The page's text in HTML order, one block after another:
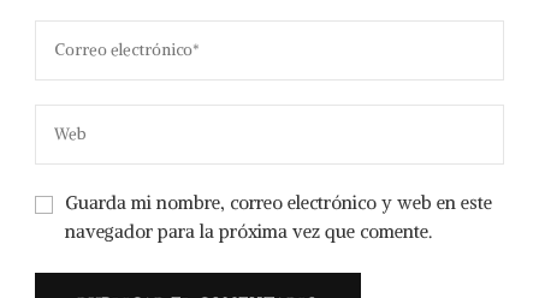
Guarda mi nombre, correo electrónico y web en este
navegador para la próxima vez que comente.